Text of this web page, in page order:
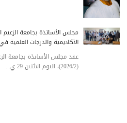
مجلس الأساتذة بجامعة الزعيم
الأكاديمية والدرجات العلمية في
عقد مجلس الأساتذة بجامعة
(2026/2)، اليوم الاثنين 29 ي...